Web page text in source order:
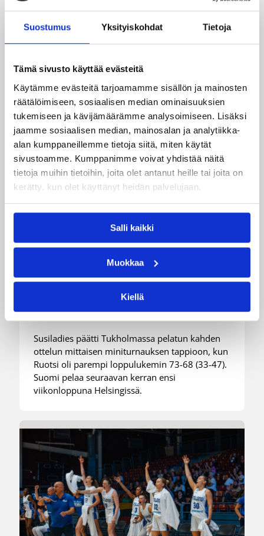
Suostumus Yksityiskohdat Tietoja
Tämä sivusto käyttää evästeitä
Käytämme evästeitä tarjoamamme sisällön ja mainosten
räätälöimiseen, sosiaalisen median ominaisuuksien
tukemiseen ja kävijämäärämme analysoimiseen. Lisäksi
jaamme sosiaalisen median, mainosalan ja analytiikka-
alan kumppaneillemme tietoja siitä, miten käytät
sivustoamme. Kumppanimme voivat yhdistää näitä
tietoja muihin tietoihin, joita olet antanut heille tai joita on
kerätty, kun olet käyttänyt heidän palvelujaan.
Salli kaikki
Muokkaa
Kiellä
Katso myös
Ruotsi piirun verran
Susiladiesia parempi
Tukholmassa
Susiladies päätti Tukholmassa pelatun kahden
ottelun mittaisen miniturnauksen tappioon, kun
Ruotsi oli parempi loppulukemin 73-68 (33-47).
Suomi pelaa seuraavan kerran ensi
viikonloppuna Helsingissä.